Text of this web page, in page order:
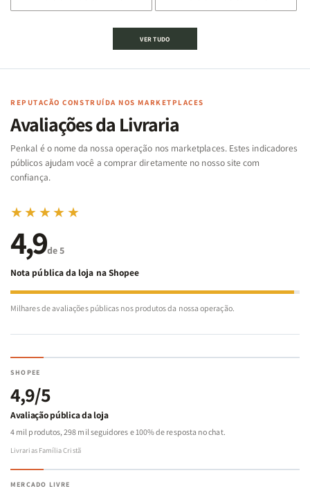
de
Cartas
Famílias
Bíblia
-
Penkal
de
Jogo
Cartas
Famílias
da
Bíblia
-
Penkal
de
Jogo
|
de
de
|
VER TUDO
REPUTAÇÃO CONSTRUÍDA NOS MARKETPLACES
Avaliações da Livraria
Penkal é o nome da nossa operação nos marketplaces. Estes indicadores
públicos ajudam você a comprar diretamente no nosso site com
confiança.
★★★★★
4,9de 5
Nota pública da loja na Shopee
Milhares de avaliações públicas nos produtos da nossa operação.
SHOPEE
4,9/5
Avaliação pública da loja
4 mil produtos, 298 mil seguidores e 100% de resposta no chat.
Livrarias Família Cristã
MERCADO LIVRE